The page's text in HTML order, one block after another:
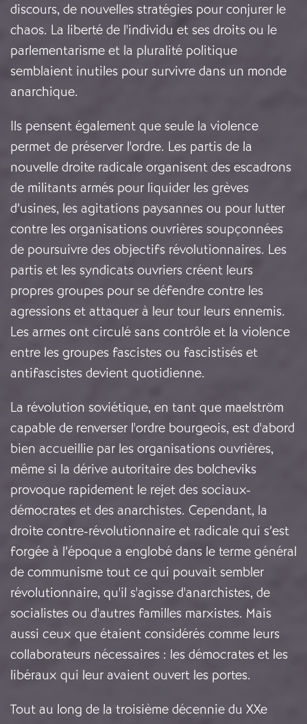
discours, de nouvelles stratégies pour conjurer le
chaos. La liberté de l'individu et ses droits ou le
parlementarisme et la pluralité politique
semblaient inutiles pour survivre dans un monde
anarchique.
Ils pensent également que seule la violence
permet de préserver l'ordre. Les partis de la
nouvelle droite radicale organisent des escadrons
de militants armés pour liquider les grèves
d’usines, les agitations paysannes ou pour lutter
contre les organisations ouvrières soupçonnées
de poursuivre des objectifs révolutionnaires. Les
partis et les syndicats ouvriers créent leurs
propres groupes pour se défendre contre les
agressions et attaquer à leur tour leurs ennemis.
Les armes ont circulé sans contrôle et la violence
entre les groupes fascistes ou fascistisés et
antifascistes devient quotidienne.
La révolution soviétique, en tant que maelström
capable de renverser l'ordre bourgeois, est d'abord
bien accueillie par les organisations ouvrières,
même si la dérive autoritaire des bolcheviks
provoque rapidement le rejet des sociaux-
démocrates et des anarchistes. Cependant, la
droite contre-révolutionnaire et radicale qui s’est
forgée à l’époque a englobé dans le terme général
de communisme tout ce qui pouvait sembler
révolutionnaire, qu'il s'agisse d'anarchistes, de
socialistes ou d'autres familles marxistes. Mais
aussi ceux que étaient considérés comme leurs
collaborateurs nécessaires : les démocrates et les
libéraux qui leur avaient ouvert les portes.
Tout au long de la troisième décennie du XXe